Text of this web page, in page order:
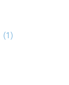
(1)